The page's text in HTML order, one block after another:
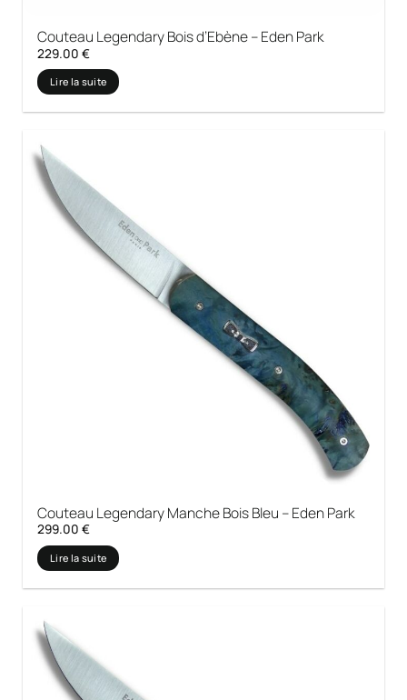
Couteau Legendary Bois d’Ebène – Eden Park
229.00€
Lire la suite
Couteau Legendary Manche Bois Bleu – Eden Park
299.00€
Lire la suite